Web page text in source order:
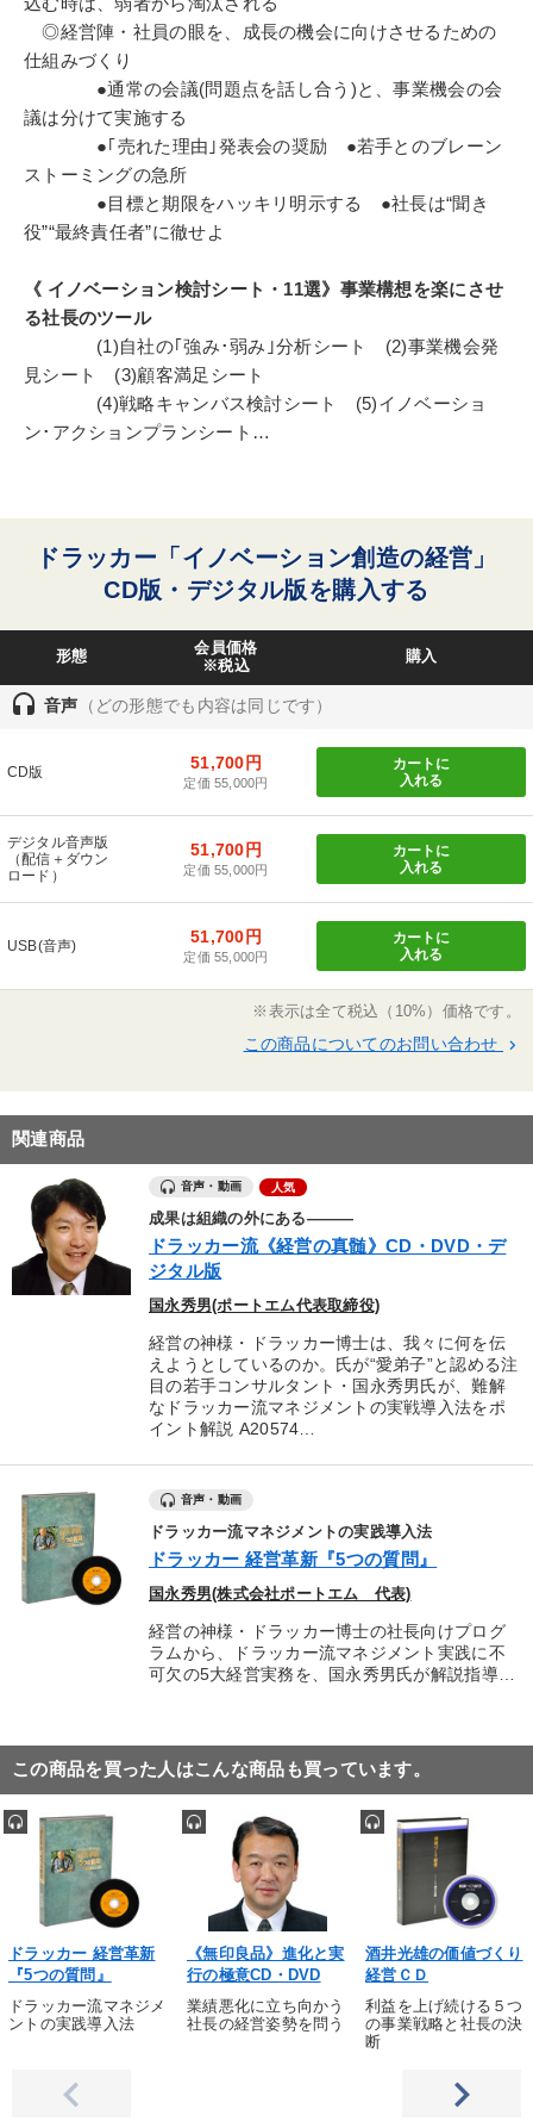
◎経営陣・社員の眼を、成長の機会に向けさせるための
仕組みづくり
●通常の会議(問題点を話し合う)と、事業機会の会
議は分けて実施する
●｢売れた理由｣発表会の奨励 ●若手とのブレーン
ストーミングの急所
●目標と期限をハッキリ明示する ●社長は“聞き
役”“最終責任者”に徹せよ
《 イノベーション検討シート・11選》事業構想を楽にさせ
る社長のツール
(1)自社の｢強み･弱み｣分析シート (2)事業機会発
見シート (3)顧客満足シート
(4)戦略キャンバス検討シート (5)イノベーショ
ン･アクションプランシート…
ドラッカー「イノベーション創造の経営」
CD版・デジタル版を購入する
形態
会員価格
※税込
購入
headset 音声 （どの形態でも内容は同じです）
CD版 51,700円
定価 55,000円
カートに
入れる
デジタル音声版
（配信＋ダウン
ロード）
51,700円
定価 55,000円
カートに
入れる
USB(音声) 51,700円
定価 55,000円
カートに
入れる
※表示は全て税込（10%）価格です。
この商品についてのお問い合わせ keyboard_arrow_right
関連商品
音声・動画 人気
成果は組織の外にある―――
ドラッカー流《経営の真髄》CD・DVD・デ
ジタル版
国永秀男(ポートエム代表取締役)
経営の神様・ドラッカー博士は、我々に何を伝
えようとしているのか。氏が“愛弟子”と認める注
目の若手コンサルタント・国永秀男氏が、難解
なドラッカー流マネジメントの実戦導入法をポ
イント解説 A20574…
音声・動画
ドラッカー流マネジメントの実践導入法
ドラッカー 経営革新『5つの質問』
国永秀男(株式会社ポートエム 代表)
経営の神様・ドラッカー博士の社長向けプログ
ラムから、ドラッカー流マネジメント実践に不
可欠の5大経営実務を、国永秀男氏が解説指導…
この商品を買った人はこんな商品も買っています。
ドラッカー 経営革新
『5つの質問』
ドラッカー流マネジメ
ントの実践導入法
《無印良品》進化と実
行の極意CD・DVD
業績悪化に立ち向かう
社長の経営姿勢を問う
酒井光雄の価値づくり
経営ＣＤ
利益を上げ続ける５つ
の事業戦略と社長の決
断